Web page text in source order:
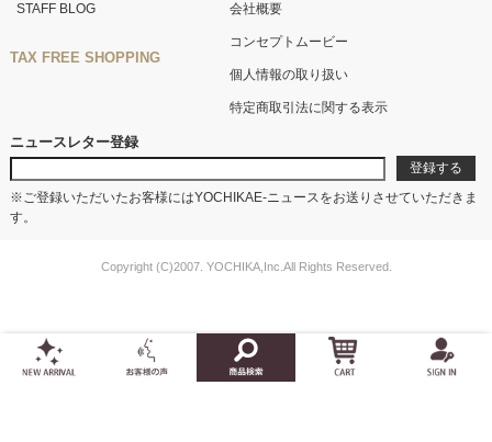
STAFF BLOG
TAX FREE SHOPPING
会社概要
コンセプトムービー
個人情報の取り扱い
特定商取引法に関する表示
ニュースレター登録
※ご登録いただいたお客様にはYOCHIKAE-ニュースをお送りさせていただきま
す。
Copyright (C)2007. YOCHIKA,Inc.All Rights Reserved.